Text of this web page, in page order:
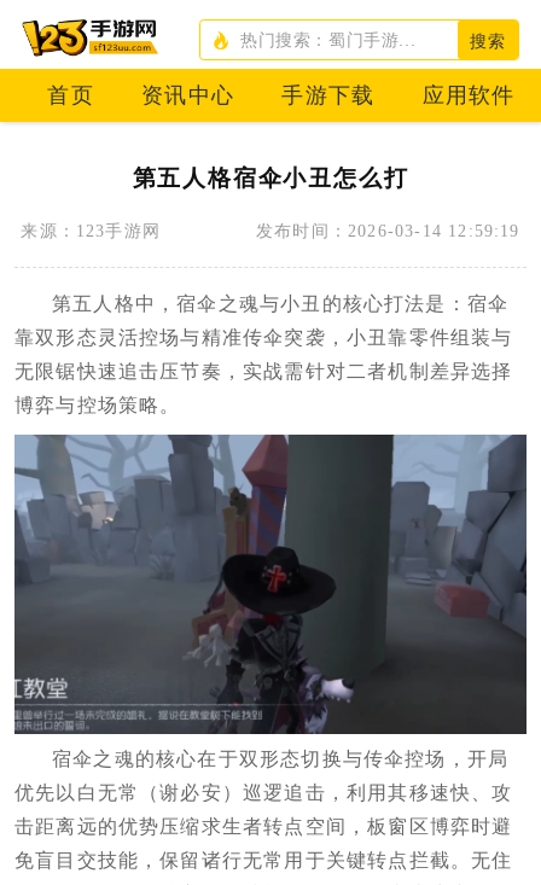
搜索
首页 资讯中心 手游下载 应用软件
第五人格宿伞小丑怎么打
来源：123手游网 发布时间：2026-03-14 12:59:19
第五人格中，宿伞之魂与小丑的核心打法是：宿伞
靠双形态灵活控场与精准传伞突袭，小丑靠零件组装与
无限锯快速追击压节奏，实战需针对二者机制差异选择
博弈与控场策略。
宿伞之魂的核心在于双形态切换与传伞控场，开局
优先以白无常（谢必安）巡逻追击，利用其移速快、攻
击距离远的优势压缩求生者转点空间，板窗区博弈时避
免盲目交技能，保留诸行无常用于关键转点拦截。无住